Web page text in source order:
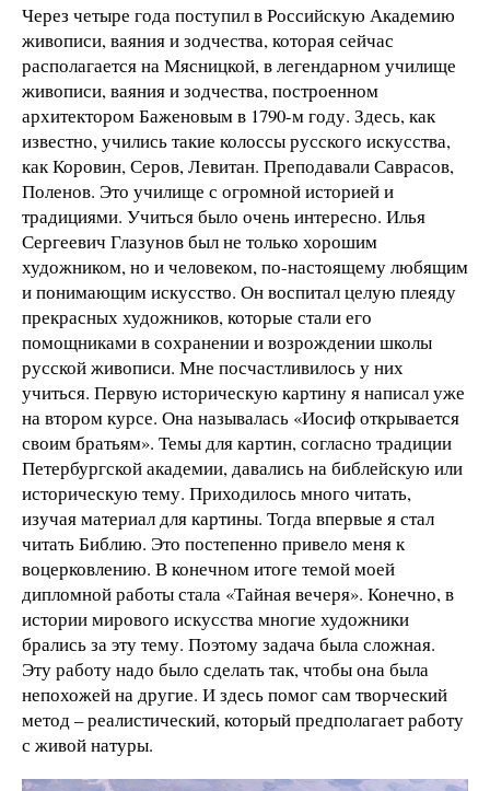
Через четыре года поступил в Российскую Академию
живописи, ваяния и зодчества, которая сейчас
располагается на Мясницкой, в легендарном училище
живописи, ваяния и зодчества, построенном
архитектором Баженовым в 1790-м году. Здесь, как
известно, учились такие колоссы русского искусства,
как Коровин, Серов, Левитан. Преподавали Саврасов,
Поленов. Это училище с огромной историей и
традициями. Учиться было очень интересно. Илья
Сергеевич Глазунов был не только хорошим
художником, но и человеком, по-настоящему любящим
и понимающим искусство. Он воспитал целую плеяду
прекрасных художников, которые стали его
помощниками в сохранении и возрождении школы
русской живописи. Мне посчастливилось у них
учиться. Первую историческую картину я написал уже
на втором курсе. Она называлась «Иосиф открывается
своим братьям». Темы для картин, согласно традиции
Петербургской академии, давались на библейскую или
историческую тему. Приходилось много читать,
изучая материал для картины. Тогда впервые я стал
читать Библию. Это постепенно привело меня к
воцерковлению. В конечном итоге темой моей
дипломной работы стала «Тайная вечеря». Конечно, в
истории мирового искусства многие художники
брались за эту тему. Поэтому задача была сложная.
Эту работу надо было сделать так, чтобы она была
непохожей на другие. И здесь помог сам творческий
метод – реалистический, который предполагает работу
с живой натуры.